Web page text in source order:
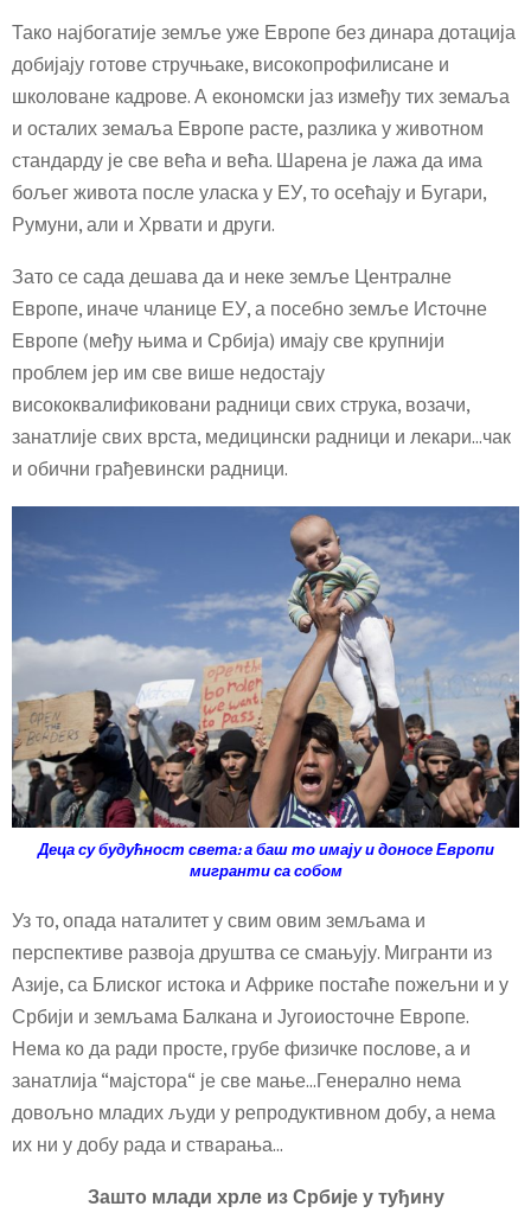
Тако најбогатије земље уже Европе без динара дотација
добијају готове стручњаке, високопрофилисане и
школоване кадрове. А економски јаз између тих земаља
и осталих земаља Европе расте, разлика у животном
стандарду је све већа и већа. Шарена је лажа да има
бољег живота после уласка у ЕУ, то осећају и Бугари,
Румуни, али и Хрвати и други.
Зато се сада дешава да и неке земље Централне
Европе, иначе чланице ЕУ, а посебно земље Источне
Европе (међу њима и Србија) имају све крупнији
проблем јер им све више недостају
висококвалификовани радници свих струка, возачи,
занатлије свих врста, медицински радници и лекари…чак
и обични грађевински радници.
Деца су будућност света:а баш то имају и доносе Европи
мигранти са собом
Уз то, опада наталитет у свим овим земљама и
перспективе развоја друштва се смањују. Мигранти из
Азије, са Блиског истока и Африке постаће пожељни и у
Србији и земљама Балкана и Југоиосточне Европе.
Нема ко да ради просте, грубе физичке послове, а и
занатлија “мајстора“ је све мање…Генерално нема
довољно младих људи у репродуктивном добу, а нема
их ни у добу рада и стварања…
Зашто млади хрле из Србије у туђину